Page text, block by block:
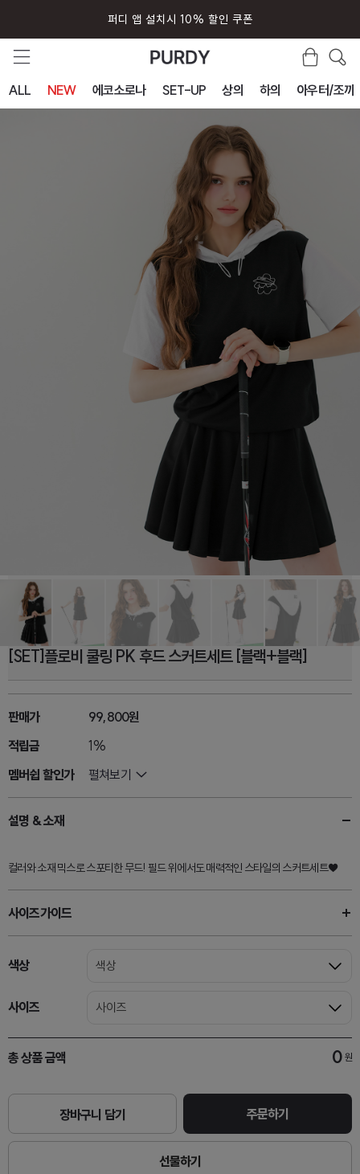
퍼디 앱 설치시 10% 할인 쿠폰
ALL NEW 에코소로나 SET-UP 상의 하의 아우터/조끼
[SET]플로비 쿨링 PK 후드 스커트세트 [블랙+블랙]
판매가
99,800원
적립금
1%
멤버쉽 할인가
펼쳐보기
설명 & 소재
컬러와 소재 믹스로 스포티한 무드! 필드 위에서도 매력적인 스타일의 스커트세트♥
사이즈가이드
색상 색상
사이즈 사이즈
총 상품 금액 0 원
장바구니 담기 주문하기
선물하기